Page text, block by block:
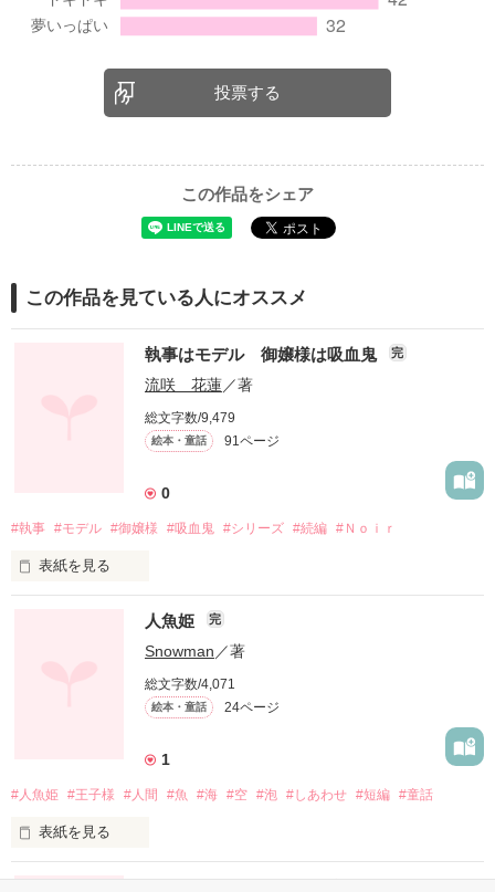
投票する
この作品をシェア
この作品を見ている人にオススメ
執事はモデル 御嬢様は吸血鬼 完
流咲 花蓮／著
総文字数/9,479
絵本・童話 91ページ
0
#執事 #モデル #御嬢様 #吸血鬼 #シリーズ #続編 #Ｎｏｉｒ
表紙を見る
他人の血を常食する
ならせていただきました
ありがとうございました
人魚姫 完
Snowman ／著
総文字数/4,071
絵本・童話 24ページ
1
#人魚姫 #王子様 #人間 #魚 #海 #空 #泡 #しあわせ #短編 #童話
表紙を見る